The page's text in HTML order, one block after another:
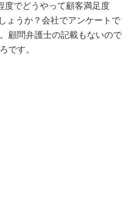
度でどうやって顧客満足度
ょうか？会社でアンケートで
顧問弁護士の記載もないので
です。